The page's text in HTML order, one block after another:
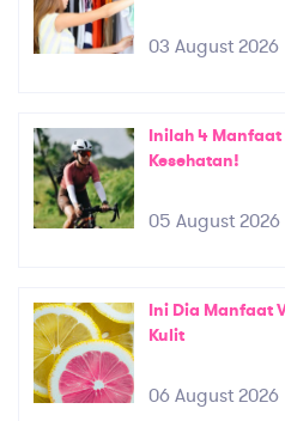
03 August 2026
Inilah 4
Kesehatan!
05 August 2026
Ini Dia Manfaat
Kulit
06 August 2026